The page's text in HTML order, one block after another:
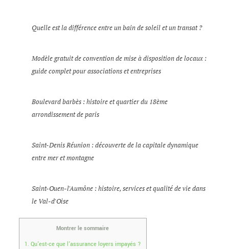
Quelle est la différence entre un bain de soleil et un transat ?
Modèle gratuit de convention de mise à disposition de locaux :
guide complet pour associations et entreprises
Boulevard barbès : histoire et quartier du 18ème
arrondissement de paris
Saint-Denis Réunion : découverte de la capitale dynamique
entre mer et montagne
Saint-Ouen-l'Aumône : histoire, services et qualité de vie dans
le Val-d'Oise
Montrer le sommaire
1. Qu’est-ce que l’assurance loyers impayés ?